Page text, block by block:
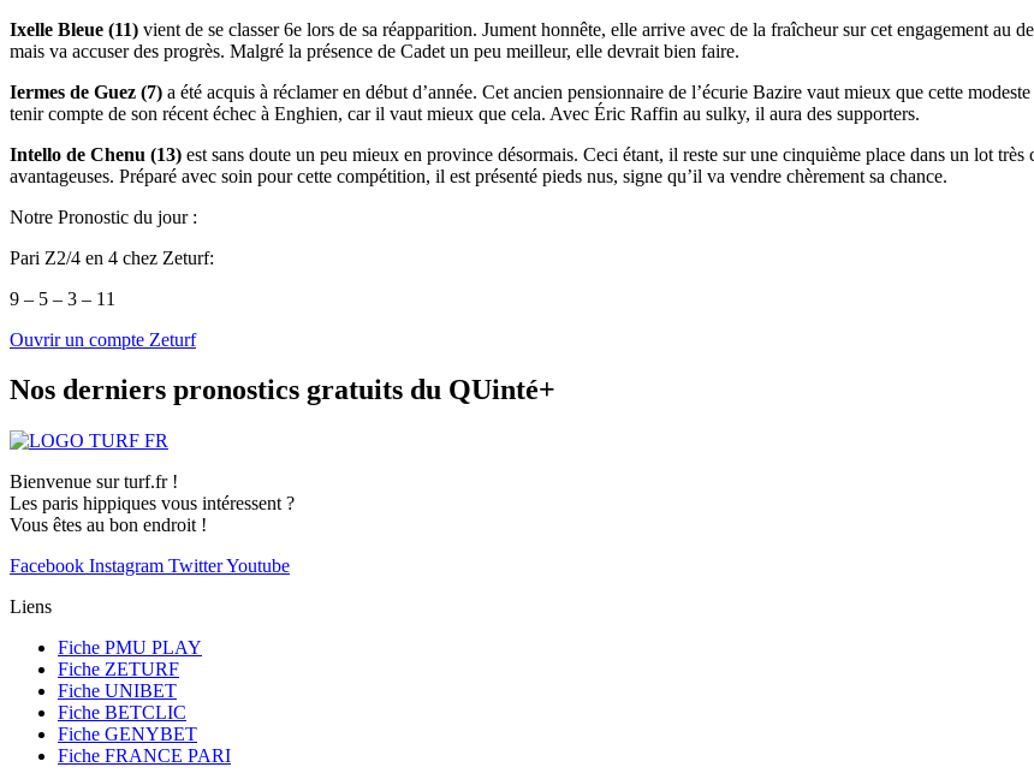
Ixelle Bleue (11) vient de se classer 6e lors de sa réapparition. Jument honnête, elle arrive avec de la fraîcheur sur cet engagement au
mais va accuser des progrès. Malgré la présence de Cadet un peu meilleur, elle devrait bien faire.
Iermes de Guez (7) a été acquis à réclamer en début d’année. Cet ancien pensionnaire de l’écurie Bazire vaut mieux que cette
tenir compte de son récent échec à Enghien, car il vaut mieux que cela. Avec Éric Raffin au sulky, il aura des supporters.
Intello de Chenu (13) est sans doute un peu mieux en province désormais. Ceci étant, il reste sur une cinquième place dans un lot
avantageuses. Préparé avec soin pour cette compétition, il est présenté pieds nus, signe qu’il va vendre chèrement sa chance.
Notre Pronostic du jour :
Pari Z2/4 en 4 chez Zeturf:
9 – 5 – 3 – 11
Ouvrir un compte Zeturf
Nos derniers pronostics gratuits du QUinté+
Bienvenue sur turf.fr !
Les paris hippiques vous intéressent ?
Vous êtes au bon endroit !
Facebook Instagram TwitterYoutube
Liens
Fiche PMU PLAY
Fiche ZETURF
Fiche UNIBET
Fiche BETCLIC
Fiche GENYBET
Fiche FRANCE PARI